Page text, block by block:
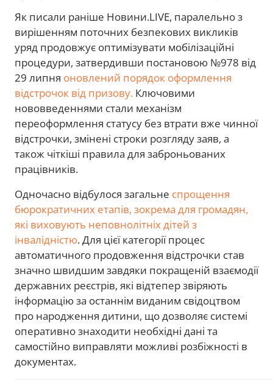
Як писали раніше Новини.LIVE, паралельно з
вирішенням поточних безпекових викликів
уряд продовжує оптимізувати мобілізаційні
процедури, затвердивши постановою №978 від
29 липня оновлений порядок оформлення
відстрочок від призову. Ключовими
нововведеннями стали механізм
переоформлення статусу без втрати вже чинної
відстрочки, змінені строки розгляду заяв, а
також чіткіші правила для заброньованих
працівників.
Одночасно відбулося загальне спрощення
бюрократичних етапів, зокрема для громадян,
які виховують неповнолітніх дітей з
інвалідністю. Для цієї категорії процес
автоматичного продовження відстрочки став
значно швидшим завдяки покращеній взаємодії
державних реєстрів, які відтепер звіряють
інформацію за останнім виданим свідоцтвом
про народження дитини, що дозволяє системі
оперативно знаходити необхідні дані та
самостійно виправляти можливі розбіжності в
документах.